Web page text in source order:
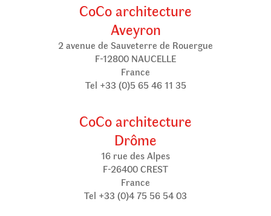
CoCo architecture
Aveyron
2 avenue de Sauveterre de Rouergue
F-12800 NAUCELLE
France
Tel +33 (0)5 65 46 11 35
CoCo architecture
Drôme
16 rue des Alpes
F-26400 CREST
France
Tel +33 (0)4 75 56 54 03